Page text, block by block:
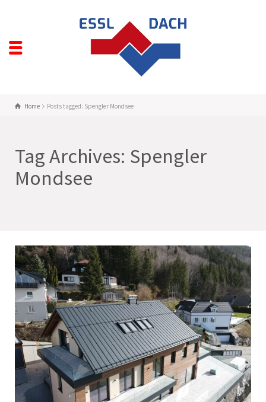
Home Posts tagged: Spengler Mondsee
Tag Archives: Spengler
Mondsee